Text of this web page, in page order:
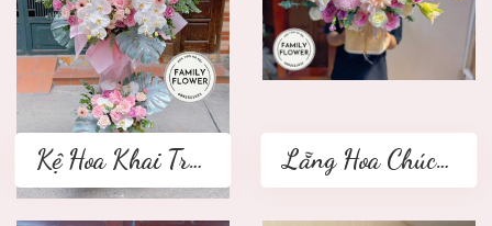
Kệ Hoa Khai Trương 2 tầng Lẵng Hoa Chúc Mừng